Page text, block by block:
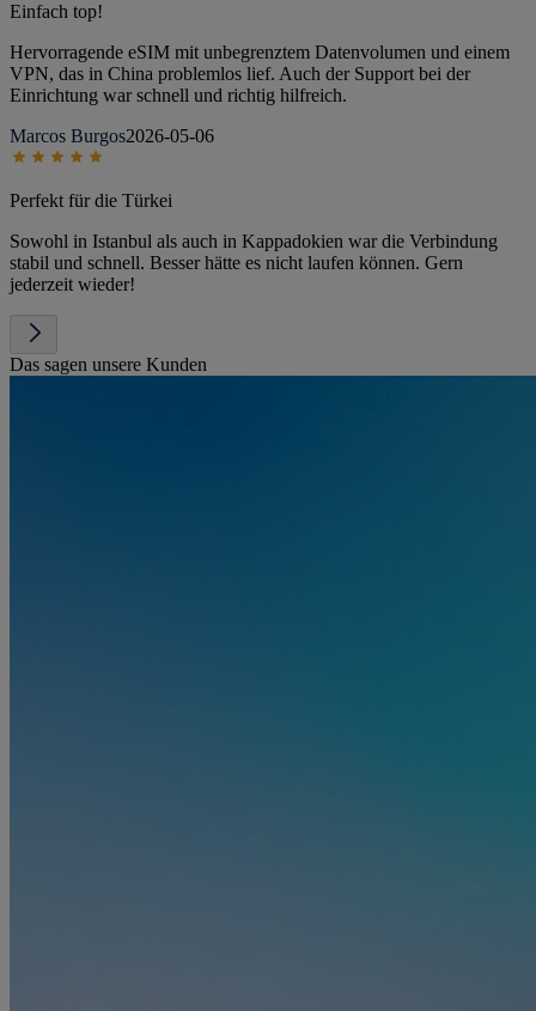
Einfach top!
Hervorragende eSIM mit unbegrenztem Datenvolumen und einem
VPN, das in China problemlos lief. Auch der Support bei der
Einrichtung war schnell und richtig hilfreich.
Marcos Burgos2026-05-06
Perfekt für die Türkei
Sowohl in Istanbul als auch in Kappadokien war die Verbindung
stabil und schnell. Besser hätte es nicht laufen können. Gern
jederzeit wieder!
Das sagen unsere Kunden